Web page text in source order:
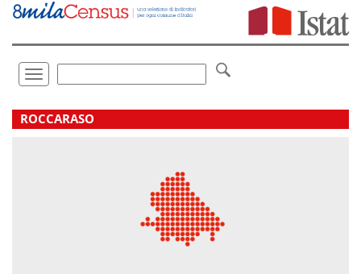
Vai
direttamente
Toggle
navigation
.
ROCCARASO